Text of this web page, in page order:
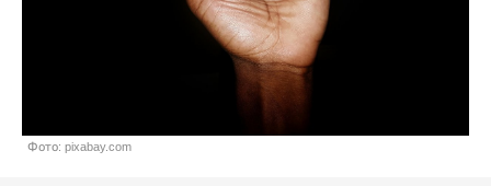
Фото: pixabay.com